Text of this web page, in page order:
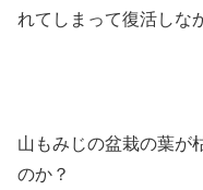
れてしまって復活しな
山もみじの盆栽の葉
のか？